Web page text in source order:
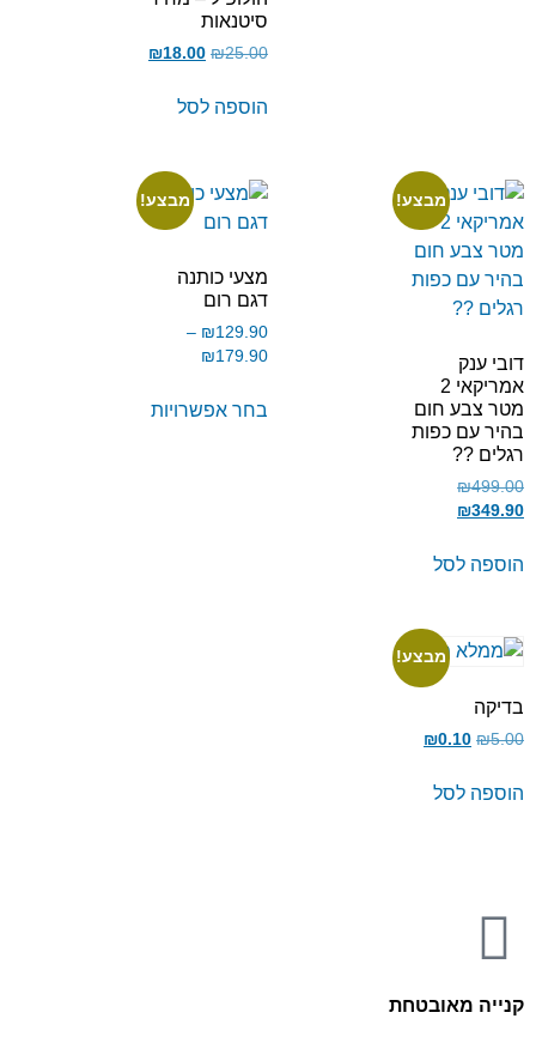
סיטנאות
₪25.00
₪18.00
הוספה לסל
מבצע!
דובי ענק
אמריקאי 2
מטר צבע חום
בהיר עם כפות
רגלים ??
₪499.00
₪349.90
הוספה לסל
מבצע!
מצעי כותנה
דגם רום
₪129.90
–
₪179.90
בחר אפשרויות
מבצע!
בדיקה
₪5.00
₪0.10
הוספה לסל
קנייה מאובטחת